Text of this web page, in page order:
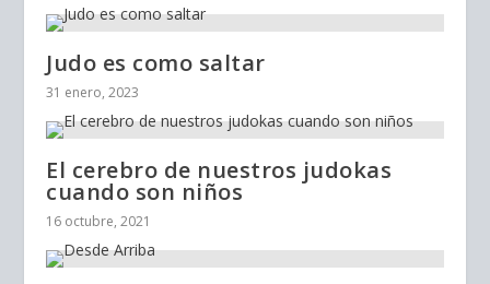
Judo es como saltar
31 enero, 2023
El cerebro de nuestros judokas
cuando son niños
16 octubre, 2021